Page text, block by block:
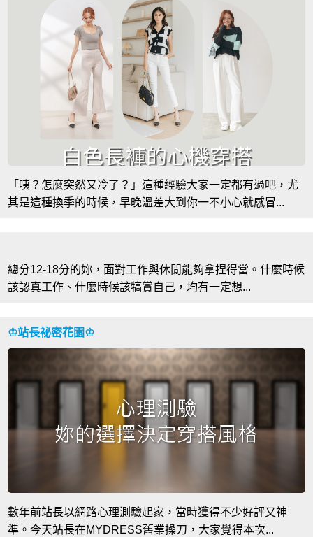
「咦？怎麼突然又冷了？」這種經驗大家一定都有過吧，尤
其是這種換季的時候，早晚溫差大到你一不小心就感冒...
總分12-18分的妳，面對工作與休閒能夠拿捏得當。什麼時候
該認真工作、什麼時候該犒賞自己，均有一定想...
♔站長祕密花園♔
數年前站長以網路心理測驗起家，當時獲得不少好評又神
準。今天站長在MYDRESS舊業操刀，大家覺得本次...